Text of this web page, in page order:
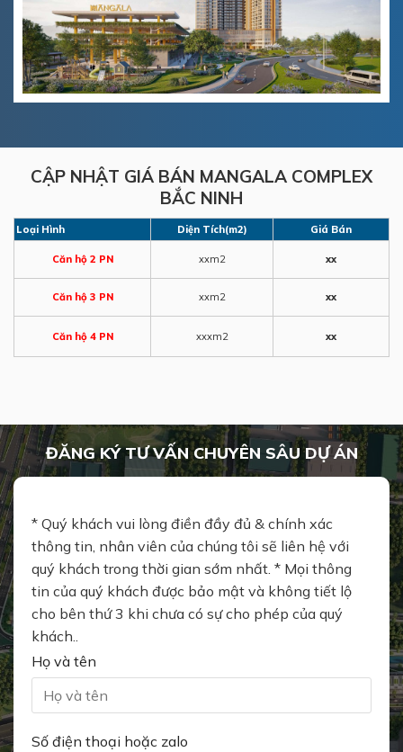
CẬP NHẬT GIÁ BÁN MANGALA COMPLEX
BẮC NINH
Loại Hình Diện Tích(m2) Giá Bán
Căn hộ 2 PN xxm2 xx
Căn hộ 3 PN xxm2 xx
Căn hộ 4 PN xxxm2 xx
ĐĂNG KÝ TƯ VẤN CHUYÊN SÂU DỰ ÁN
* Quý khách vui lòng điền đầy đủ & chính xác
thông tin, nhân viên của chúng tôi sẽ liên hệ với
quý khách trong thời gian sớm nhất. * Mọi thông
tin của quý khách được bảo mật và không tiết lộ
cho bên thứ 3 khi chưa có sự cho phép của quý
khách..
Họ và tên
Số điện thoại hoặc zalo